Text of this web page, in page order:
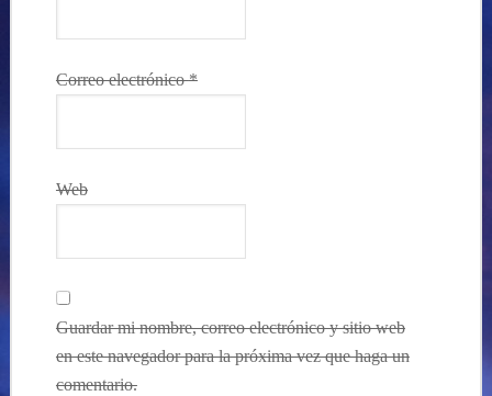
Correo electrónico*
Web
Guardar mi nombre, correo electrónico y sitio web
en este navegador para la próxima vez que haga un
comentario.